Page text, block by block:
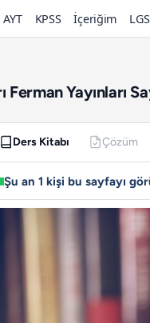
AYT KPSS İçeriğim
Ferman Yayınları
Ders Kitabı Çözüm
Şu an 1 kişi bu sayfayı